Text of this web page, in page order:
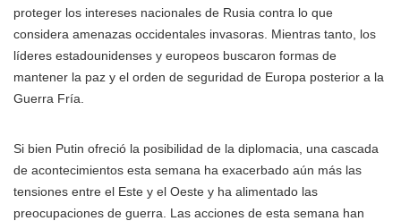
proteger los intereses nacionales de Rusia contra lo que
considera amenazas occidentales invasoras. Mientras tanto, los
líderes estadounidenses y europeos buscaron formas de
mantener la paz y el orden de seguridad de Europa posterior a la
Guerra Fría.
Si bien Putin ofreció la posibilidad de la diplomacia, una cascada
de acontecimientos esta semana ha exacerbado aún más las
tensiones entre el Este y el Oeste y ha alimentado las
preocupaciones de guerra. Las acciones de esta semana han